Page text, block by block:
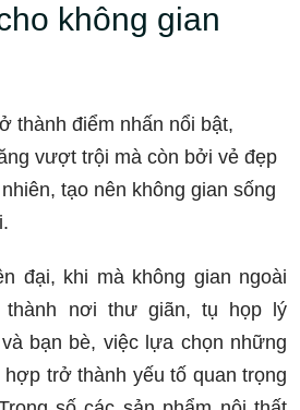
không gian
thành điểm nhấn nổi bật,
vượt trội mà còn bởi vẻ đẹp
tạo nên không gian sống
đại, khi mà không gian ngoài
nơi thư giãn, tụ họp lý
bạn bè, việc lựa chọn những
trở thành yếu tố quan trọng